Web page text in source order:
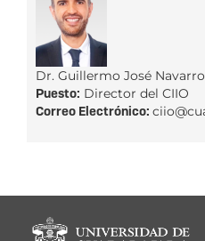
Dr. Guillermo José
Puesto: Director del CIIO
Correo Electrónico: